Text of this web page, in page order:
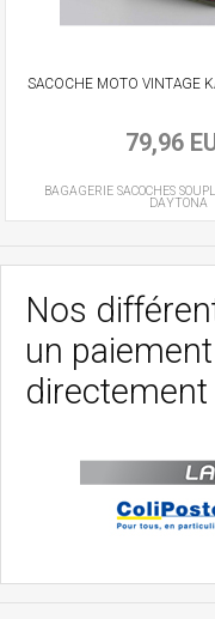
SACOCHE MOTO VINTAGE
79,96
BAGAGERIE SACOCHES
DAYTONA
Nos
un